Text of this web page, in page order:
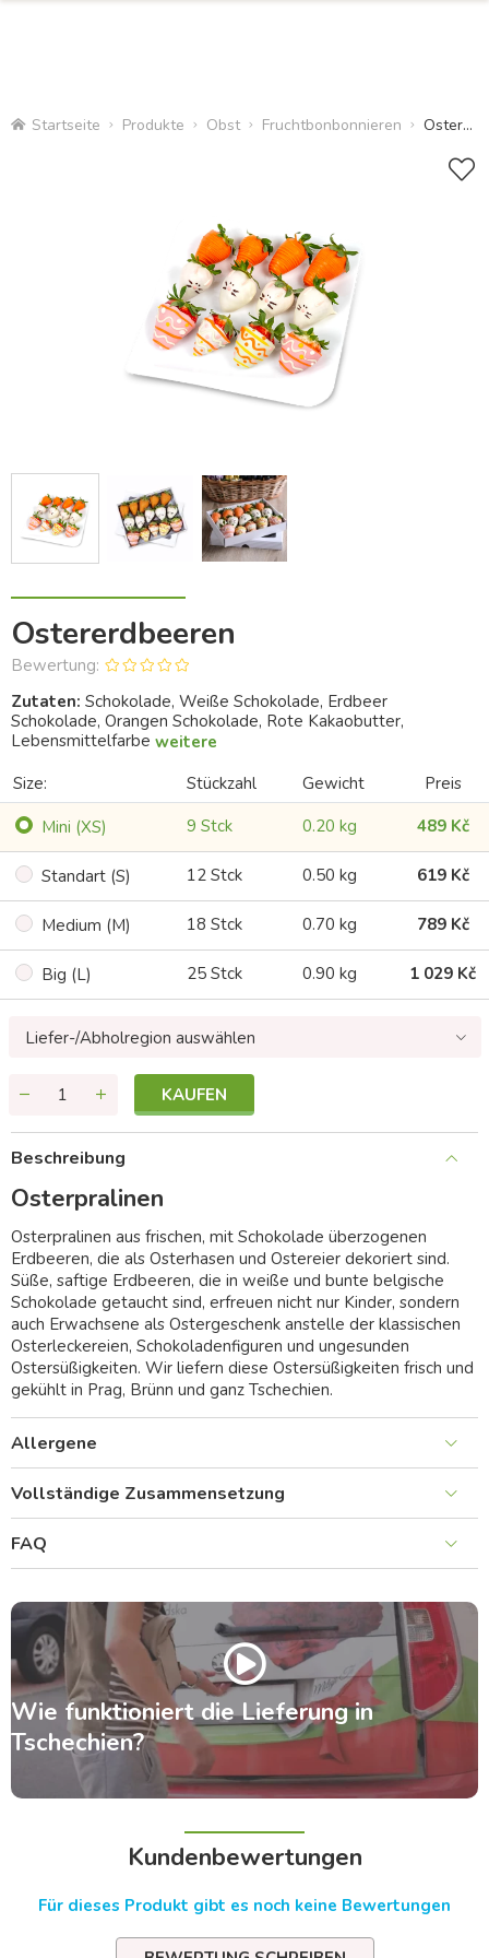
Startseite Produkte Obst Fruchtbonbonnieren Ostererdbeeren
Ostererdbeeren
Bewertung:
Zutaten: Schokolade, Weiße Schokolade, Erdbeer
Schokolade, Orangen Schokolade, Rote Kakaobutter,
Lebensmittelfarbe weitere
Size:
Stückzahl Gewicht
Preis
Mini (XS)
9 Stck 0.20 kg 489 Kč
Standart (S) 12 Stck 0.50 kg 619 Kč
Medium (M) 18 Stck 0.70 kg 789 Kč
Big (L) 25 Stck 0.90 kg 1 029 Kč
Liefer-/Abholregion auswählen
KAUFEN
Beschreibung
Osterpralinen
Osterpralinen aus frischen, mit Schokolade überzogenen
Erdbeeren, die als Osterhasen und Ostereier dekoriert sind.
Süße, saftige Erdbeeren, die in weiße und bunte belgische
Schokolade getaucht sind, erfreuen nicht nur Kinder, sondern
auch Erwachsene als Ostergeschenk anstelle der klassischen
Osterleckereien, Schokoladenfiguren und ungesunden
Ostersüßigkeiten. Wir liefern diese Ostersüßigkeiten frisch und
gekühlt in Prag, Brünn und ganz Tschechien.
Allergene
Vollständige Zusammensetzung
FAQ
Wie funktioniert die Lieferung in
Tschechien?
Kundenbewertungen
Für dieses Produkt gibt es noch keine Bewertungen